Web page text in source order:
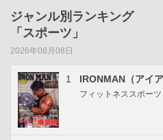
ジャンル別ランキング
「スポーツ」
2026年08月08日
1 IRONMAN（アイ
フィットネススポーツ